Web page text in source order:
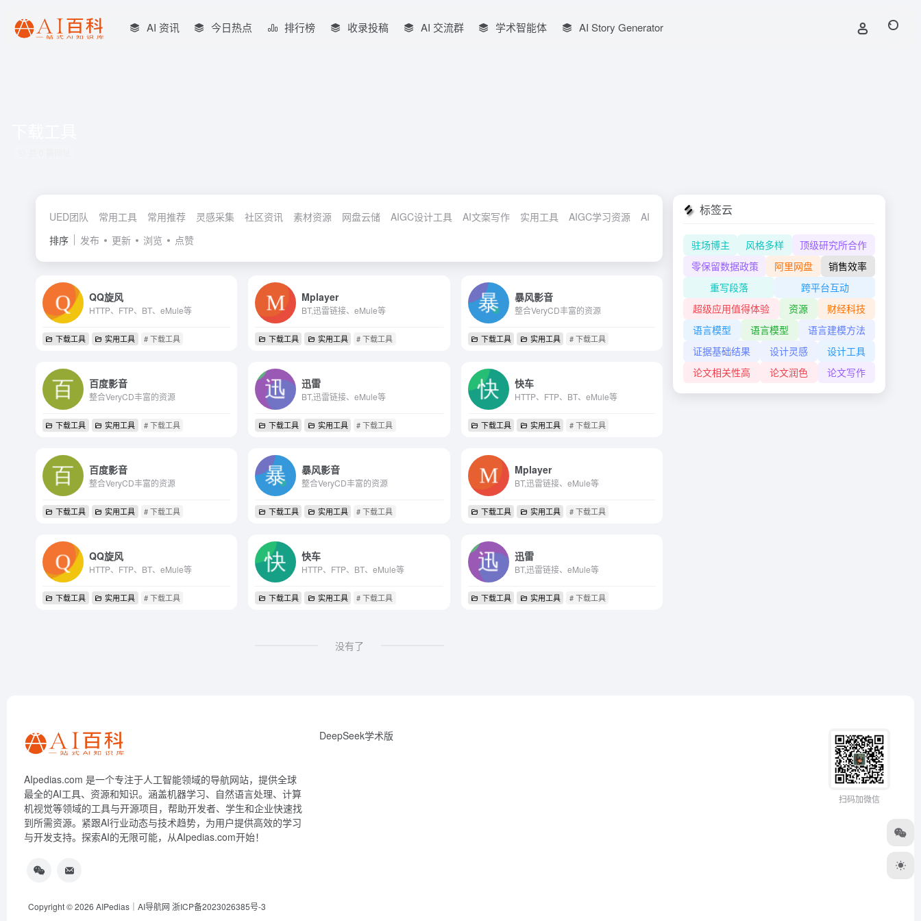
AI 资讯 今日热点 排行榜 收录投稿 AI 交流群 学术智能体 AI Story Generator
UED团队 常用工具 常用推荐 灵感采集 社区资讯 素材资源 网盘云储 AIGC设计工具 AI文案写作 实用工具 AIGC学习资源 AI行业协会 AIGC开发平台
排序
发布 更新 浏览 点赞
QQ旋风
HTTP、FTP、BT、eMule等
下载工具 实用工具 # 下载工具
Mplayer
BT,迅雷链接、eMule等
下载工具 实用工具 # 下载工具
暴风影音
整合VeryCD丰富的资源
下载工具 实用工具 # 下载工具
百度影音
整合VeryCD丰富的资源
下载工具 实用工具 # 下载工具
迅雷
BT,迅雷链接、eMule等
下载工具 实用工具 # 下载工具
快车
HTTP、FTP、BT、eMule等
下载工具 实用工具 # 下载工具
百度影音
整合VeryCD丰富的资源
下载工具 实用工具 # 下载工具
暴风影音
整合VeryCD丰富的资源
下载工具 实用工具 # 下载工具
Mplayer
BT,迅雷链接、eMule等
下载工具 实用工具 # 下载工具
QQ旋风
HTTP、FTP、BT、eMule等
下载工具 实用工具 # 下载工具
快车
HTTP、FTP、BT、eMule等
下载工具 实用工具 # 下载工具
迅雷
BT,迅雷链接、eMule等
下载工具 实用工具 # 下载工具
没有了
标签云
驻场博主 风格多样
顶级研究所合作
零保留数据政策
阿里网盘
销售效率
重写段落
跨平台互动
超级应用值得体验
资源
财经科技
语言模型
语言模型
语言建模方法
证据基础结果
设计灵感
设计工具
论文相关性高
论文润色 论文写作
AIpedias.com 是一个专注于人工智能领域的导航网站，提供全球
最全的AI工具、资源和知识。涵盖机器学习、自然语言处理、计算
机视觉等领域的工具与开源项目，帮助开发者、学生和企业快速找
到所需资源。紧跟AI行业动态与技术趋势，为用户提供高效的学习
与开发支持。探索AI的无限可能，从AIpedias.com开始！
DeepSeek学术版
扫码加微信
Copyright © 2026 AIPedias｜AI导航网 浙ICP备2023026385号-3